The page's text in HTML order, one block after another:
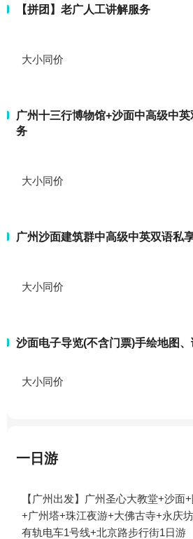
【拼团】老广人工讲解服务
大小同价
广州十三行博物馆+沙面中高级中
务
大小同价
广州沙面建筑群中高级中英双语私
大小同价
沙面电子导览(不含门票)手绘地图
大小同价
一日游
【广州出发】广州圣心大教堂+沙面
+广州塔+珠江夜游+大佛古寺+永庆
有轨电车1号线+北京路步行街1日游